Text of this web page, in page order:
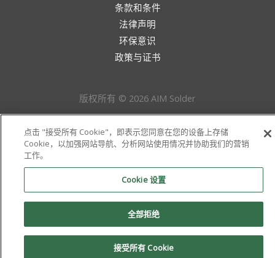
条款和条件
法律声明
环保意识
政策与证书
版权所有 © 2026 AIM Solder
点击 "接受所有 Cookie"，即表示您同意在您的设备上存储
Cookie，以加强网站导航、分析网站使用情况并协助我们的营销
工作。
Cookie 设置
全部拒绝
接受所有 Cookie